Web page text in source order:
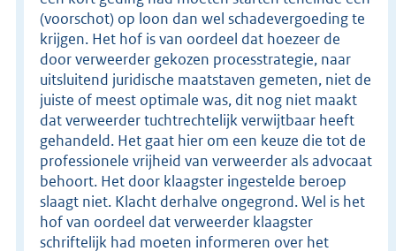
(voorschot) op loon dan wel schadevergoeding te
krijgen. Het hof is van oordeel dat hoezeer de
door verweerder gekozen processtrategie, naar
uitsluitend juridische maatstaven gemeten, niet de
juiste of meest optimale was, dit nog niet maakt
dat verweerder tuchtrechtelijk verwijtbaar heeft
gehandeld. Het gaat hier om een keuze die tot de
professionele vrijheid van verweerder als advocaat
behoort. Het door klaagster ingestelde beroep
slaagt niet. Klacht derhalve ongegrond. Wel is het
hof van oordeel dat verweerder klaagster
schriftelijk had moeten informeren over het